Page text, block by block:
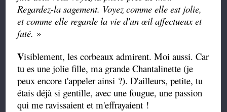
Regardez-la sagement. Voyez comme elle est jolie,
et comme elle regarde la vie d'un œil affectueux et
futé. »
Visiblement, les corbeaux admirent. Moi aussi. Car
tu es une jolie fille, ma grande Chantalinette (je
peux encore t'appeler ainsi ?). D'ailleurs, petite, tu
étais déjà si gentille, avec une fougue, une passion
qui me ravissaient et m'effrayaient !